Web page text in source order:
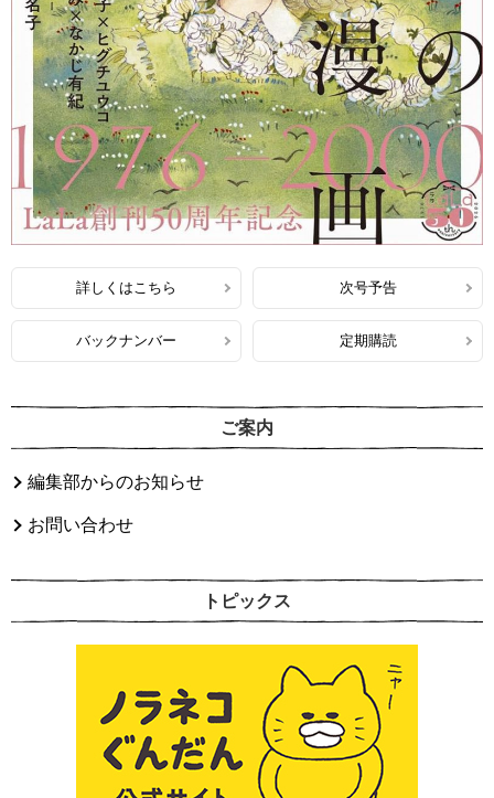
詳しくはこちら 次号予告
バックナンバー 定期購読
ご案内
編集部からのお知らせ
お問い合わせ
トピックス